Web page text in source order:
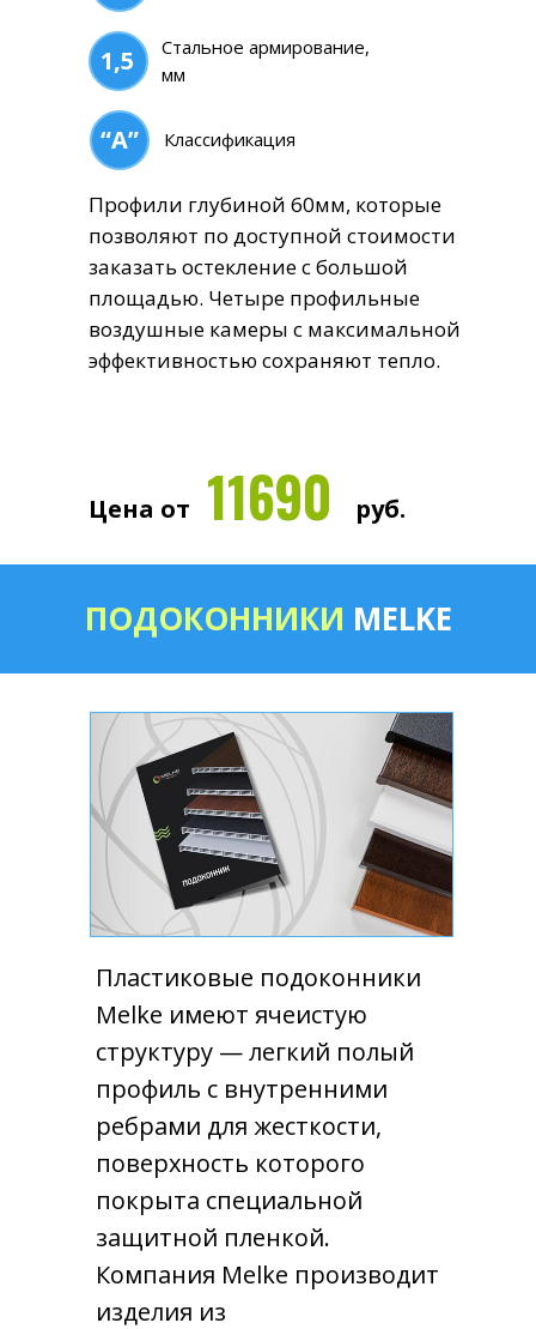
Профили глубиной 60мм, которые
позволяют по доступной стоимости
заказать остекление с большой
площадью. Четыре профильные
воздушные камеры с максимальной
эффективностью сохраняют тепло.
Цена от руб.
1,5
Стальное армирование,
мм
11690
“А” Классификация
ПОДОКОННИКИ MELKE
Пластиковые подоконники
Melke имеют ячеистую
структуру — легкий полый
профиль с внутренними
ребрами для жесткости,
поверхность которого
покрыта специальной
защитной пленкой.
Компания Melke производит
изделия из